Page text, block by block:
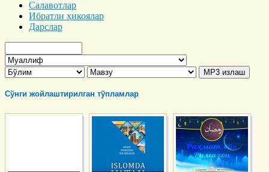
Салавотлар
Ибратли ҳикоялар
Дарслар
Сўнги жойлаштирилган тўпламлар